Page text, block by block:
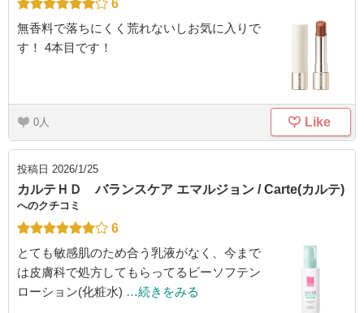
6
無香料で落ちにくく荒れないしお気に入りで
す！ 4本目です！
0 Like
投稿日 2026/1/25
カルテＨＤ バランスケア エマルジョン / Carte(カルテ)
へのクチコミ
6
とても敏感肌のため合う乳液がなく、今まで
は皮膚科で処方してもらってるビーソフテン
ローション(化粧水) …続きをみる